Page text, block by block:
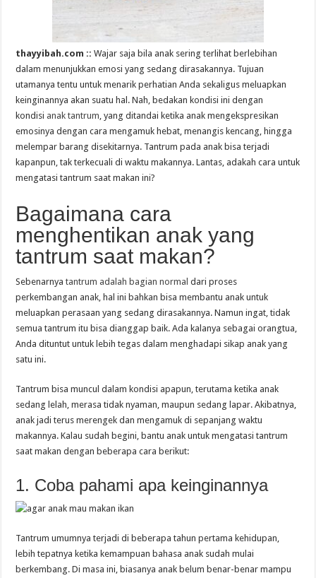
thayyibah.com ::Wajar saja bila anak sering terlihat berlebihan
dalam menunjukkan emosi yang sedang dirasakannya. Tujuan
utamanya tentu untuk menarik perhatian Anda sekaligus meluapkan
keinginannya akan suatu hal. Nah, bedakan kondisi ini dengan
kondisi anak tantrum , yang ditandai ketika anak mengekspresikan
emosinya dengan cara mengamuk hebat, menangis kencang, hingga
melempar barang disekitarnya. Tantrum pada anak bisa terjadi
kapanpun, tak terkecuali di waktu makannya. Lantas, adakah cara untuk
mengatasi tantrum saat makan ini?
Bagaimana cara
menghentikan anak yang
tantrum saat makan?
Sebenarnyatantrum adalah bagian normal dari proses
perkembangan anak, hal ini bahkan bisa membantu anak untuk
meluapkan perasaan yang sedang dirasakannya. Namun ingat, tidak
semua tantrum itu bisa dianggap baik. Ada kalanya sebagai orangtua,
Anda dituntut untuk lebih tegas dalam menghadapi sikap anak yang
satu ini.
Tantrum bisa muncul dalam kondisi apapun, terutama ketika anak
sedang lelah, merasa tidak nyaman, maupun sedang lapar. Akibatnya,
anak jadi terus merengek dan mengamuk di sepanjang waktu
makannya. Kalau sudah begini, bantu anak untuk mengatasi tantrum
saat makan dengan beberapa cara berikut:
1. Coba pahami apa keinginannya
Tantrum umumnya terjadi di beberapa tahun pertama kehidupan,
lebih tepatnya ketika kemampuan bahasa anak sudah mulai
berkembang. Di masa ini, biasanya anak belum benar-benar mampu